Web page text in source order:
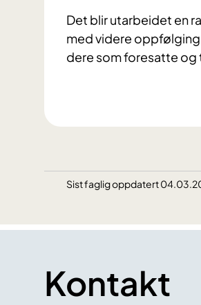
Det blir utarbeidet en
med videre oppfølging
dere som foresatte og
Sist faglig oppdatert
Kontakt